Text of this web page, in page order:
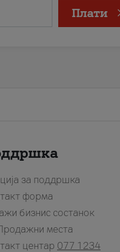
Плати
за поддршка
форма
бизнис состанок
места
центар 077 1234